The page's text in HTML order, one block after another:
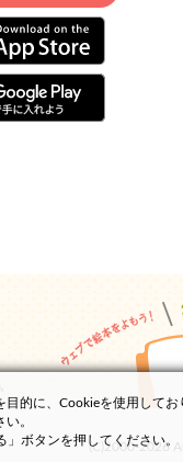
(C)2000-2026
的に、Cookieを使用してお
。
ボタンを押してください。